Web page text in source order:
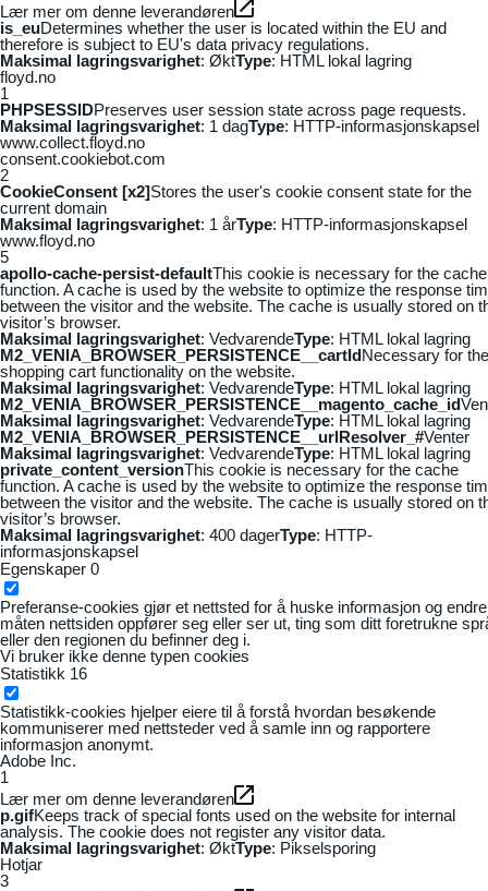
Lær mer om denne leverandøren
is_euDetermines whether the user is located within the EU and
therefore is subject to EU's data privacy regulations.
Maksimal lagringsvarighet: ØktType: HTML lokal lagring
floyd.no
1
PHPSESSIDPreserves user session state across page requests.
Maksimal lagringsvarighet: 1 dagType: HTTP-informasjonskapsel
www.collect.floyd.no
consent.cookiebot.com
2
CookieConsent [x2]Stores the user's cookie consent state for the
current domain
Maksimal lagringsvarighet: 1 årType: HTTP-informasjonskapsel
www.floyd.no
5
apollo-cache-persist-defaultThis cookie is necessary for the cache
function. A cache is used by the website to optimize the response
between the visitor and the website. The cache is usually stored on
visitor’s browser.
Maksimal lagringsvarighet: VedvarendeType: HTML lokal lagring
M2_VENIA_BROWSER_PERSISTENCE__cartIdNecessary for the
shopping cart functionality on the website.
Maksimal lagringsvarighet: VedvarendeType: HTML lokal lagring
M2_VENIA_BROWSER_PERSISTENCE__magento_cache_id
Maksimal lagringsvarighet: VedvarendeType: HTML lokal lagring
M2_VENIA_BROWSER_PERSISTENCE__urlResolver_#Venter
Maksimal lagringsvarighet: VedvarendeType: HTML lokal lagring
private_content_versionThis cookie is necessary for the cache
function. A cache is used by the website to optimize the response
between the visitor and the website. The cache is usually stored on
visitor’s browser.
Maksimal lagringsvarighet: 400 dagerType: HTTP-
informasjonskapsel
Egenskaper 0
Preferanse-cookies gjør et nettsted for å huske informasjon og
måten nettsiden oppfører seg eller ser ut, ting som ditt foretrukne
eller den regionen du befinner deg i.
Vi bruker ikke denne typen cookies
Statistikk 16
Statistikk-cookies hjelper eiere til å forstå hvordan besøkende
kommuniserer med nettsteder ved å samle inn og rapportere
informasjon anonymt.
Adobe Inc.
1
Lær mer om denne leverandøren
p.gifKeeps track of special fonts used on the website for internal
analysis. The cookie does not register any visitor data.
Maksimal lagringsvarighet: ØktType: Pikselsporing
Hotjar
3